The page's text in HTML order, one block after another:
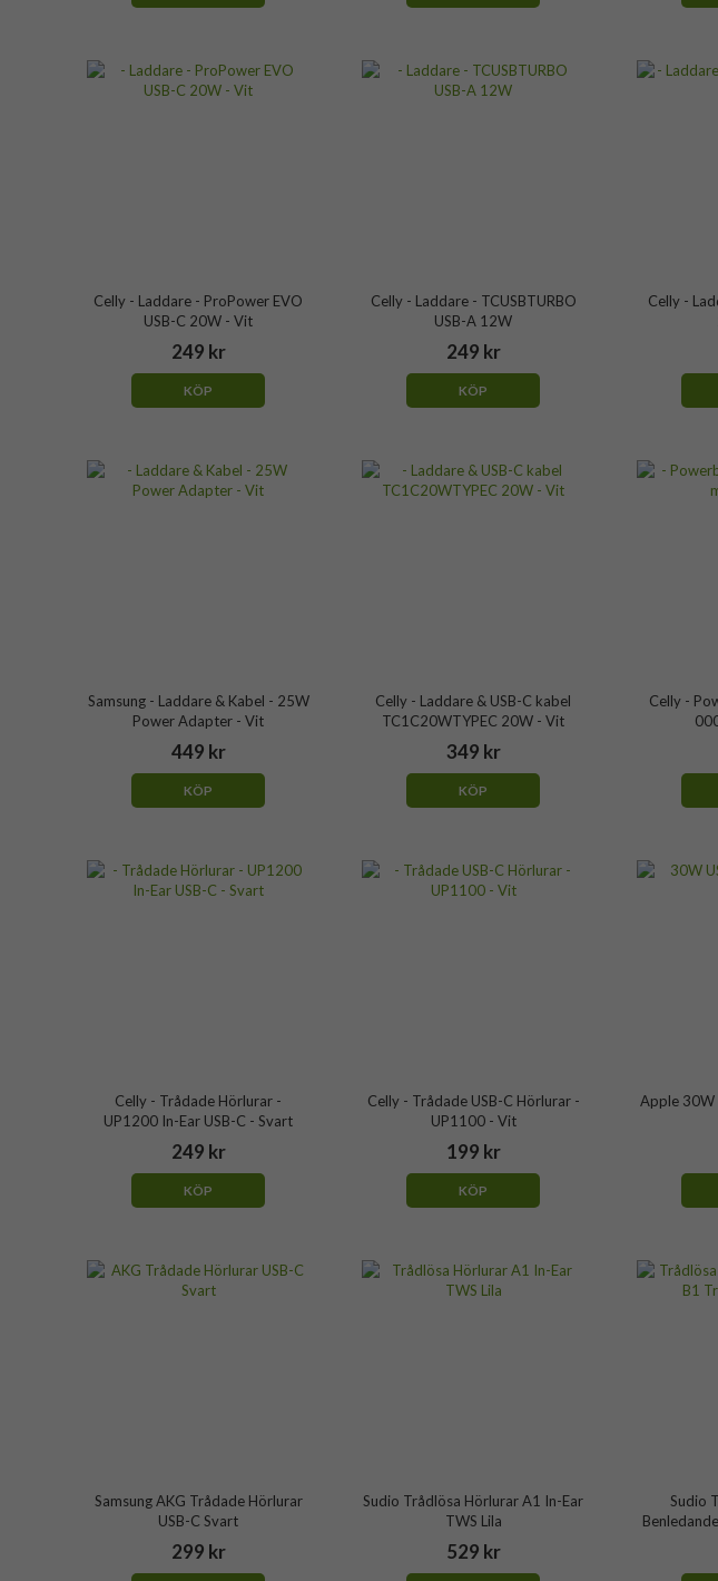
Celly - Laddare - ProPower EVO
USB-C 20W - Vit
249 kr
KÖP
Celly - Laddare - TCUSBTURBO
USB-A 12W
249 kr
KÖP
Celly -
Samsung - Laddare & Kabel - 25W
Power Adapter - Vit
449 kr
KÖP
Celly - Laddare & USB-C kabel
TC1C20WTYPEC 20W - Vit
349 kr
KÖP
Celly -
Celly - Trådade Hörlurar -
UP1200 In-Ear USB-C - Svart
249 kr
KÖP
Celly - Trådade USB-C Hörlurar -
UP1100 - Vit
199 kr
KÖP
Apple 30W
Samsung AKG Trådade Hörlurar
USB-C Svart
299 kr
Sudio Trådlösa Hörlurar A1 In-Ear
TWS Lila
529 kr
Sudio